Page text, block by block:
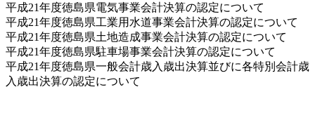
平成21年度徳島県電気事業会計決算の認定について
平成21年度徳島県工業用水道事業会計決算の認定について
平成21年度徳島県土地造成事業会計決算の認定について
平成21年度徳島県駐車場事業会計決算の認定について
平成21年度徳島県一般会計歳入歳出決算並びに各特別会計歳
入歳出決算の認定について